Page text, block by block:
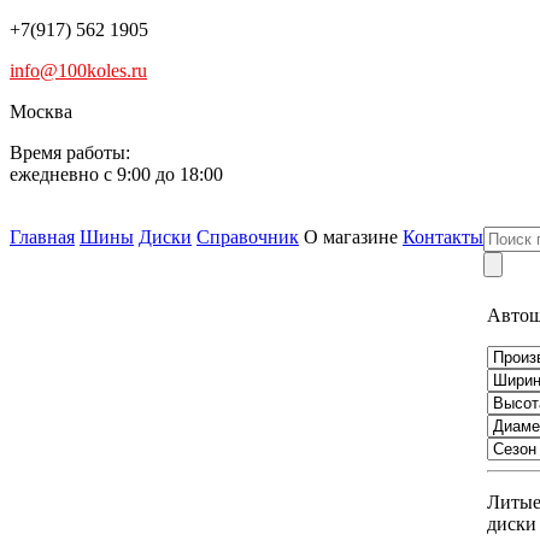
+7(917) 562 1905
info@100koles.ru
Москва
Время работы:
ежедневно с 9:00 до 18:00
Главная Шины Диски Справочник О магазине Контакты
Литые
диски